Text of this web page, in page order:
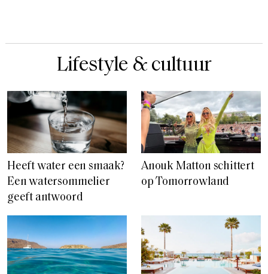
Lifestyle & cultuur
Heeft water een smaak?
Een watersommelier
geeft antwoord
Anouk Matton schittert
op Tomorrowland